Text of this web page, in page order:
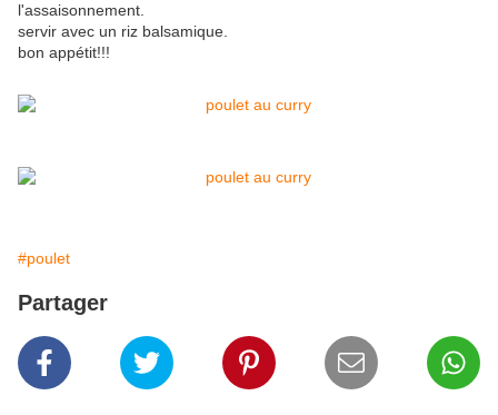
l'assaisonnement.
servir avec un riz balsamique.
bon appétit!!!
#poulet
Partager